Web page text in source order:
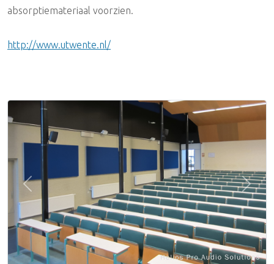
absorptiemateriaal voorzien.
http://www.utwente.nl/
Previous Next